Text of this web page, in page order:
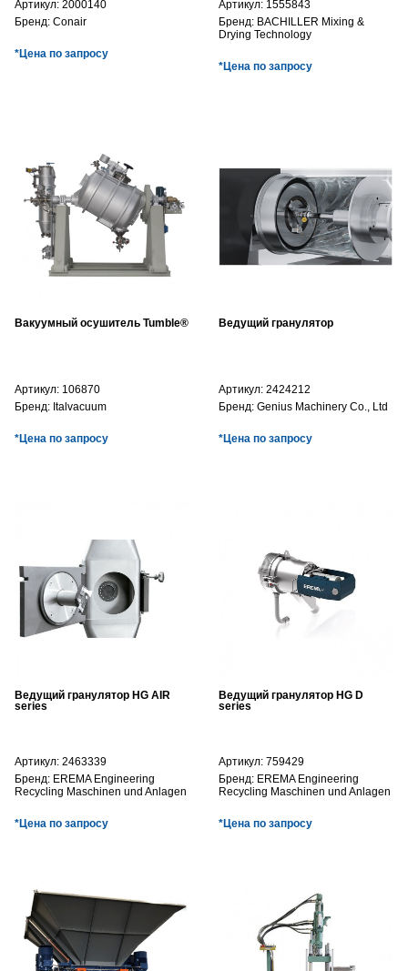
Артикул: 2000140
Бренд: Conair
*Цена по запросу
Артикул: 1555843
Бренд: BACHILLER Mixing &
Drying Technology
*Цена по запросу
Вакуумный осушитель Tumble®
Артикул: 106870
Бренд: Italvacuum
*Цена по запросу
Ведущий гранулятор
Артикул: 2424212
Бренд: Genius Machinery Co., Ltd
*Цена по запросу
Ведущий гранулятор HG AIR
series
Артикул: 2463339
Бренд: EREMA Engineering
Recycling Maschinen und Anlagen
*Цена по запросу
Ведущий гранулятор HG D
series
Артикул: 759429
Бренд: EREMA Engineering
Recycling Maschinen und Anlagen
*Цена по запросу